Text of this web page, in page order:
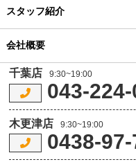
スタッフ紹介
会社概要
千葉店 9:30~19:00
043-
木更津店 9:30~19:00
0438-